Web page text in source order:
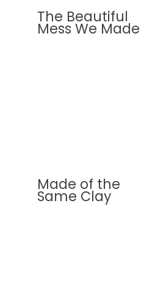
The Beautiful
Mess We Made
Made of the
Same Clay